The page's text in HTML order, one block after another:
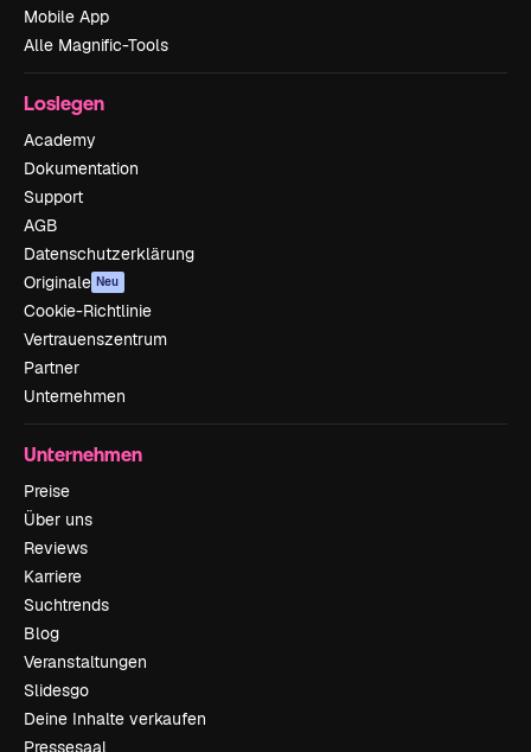
Mobile App
Alle Magnific-Tools
Loslegen
Academy
Dokumentation
Support
AGB
Datenschutzerklärung
Originale Neu
Cookie-Richtlinie
Vertrauenszentrum
Partner
Unternehmen
Unternehmen
Preise
Über uns
Reviews
Karriere
Suchtrends
Blog
Veranstaltungen
Slidesgo
Deine Inhalte verkaufen
Pressesaal